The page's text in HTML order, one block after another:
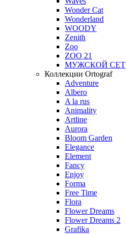
Wonder Cat
Wonderland
WOODY
Zenith
Zoo
ZOO 21
МУЖСКОЙ СЕТ
Коллекции Ortograf
Adventure
Albero
A la rus
Animality
Artline
Aurora
Bloom Garden
Elegance
Element
Fancy
Enjoy
Forma
Free Time
Flora
Flower Dreams
Flower Dreams 2
Grafika